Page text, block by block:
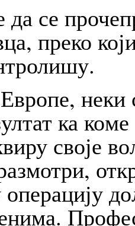
се
преко
неки
ка
сво­је